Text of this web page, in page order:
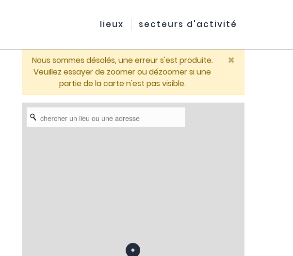
lieux secteurs d'activité
Nous sommes désolés, une erreur s'est produite.
Veuillez essayer de zoomer ou dézoomer si une
partie de la carte n'est pas visible.
×